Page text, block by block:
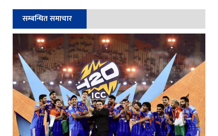
सम्बन्धित समाचार